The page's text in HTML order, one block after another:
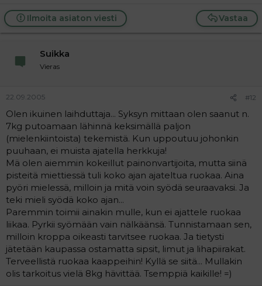
Vastaa
Ilmoita asiaton viesti
Suikka
Vieras
22.09.2005 #12
Olen ikuinen laihduttaja... Syksyn mittaan olen saanut n.
7kg putoamaan lähinnä keksimällä paljon
(mielenkiintoista) tekemistä. Kun uppoutuu johonkin
puuhaan, ei muista ajatella herkkuja!
Mä olen aiemmin kokeillut painonvartijoita, mutta siinä
pisteitä miettiessä tuli koko ajan ajateltua ruokaa. Aina
pyöri mielessä, milloin ja mitä voin syödä seuraavaksi. Ja
teki mieli syödä koko ajan...
Paremmin toimii ainakin mulle, kun ei ajattele ruokaa
liikaa. Pyrkii syömään vain nälkäänsä. Tunnistamaan sen,
milloin kroppa oikeasti tarvitsee ruokaa. Ja tietysti
jätetään kaupassa ostamatta sipsit, limut ja lihapiirakat.
Terveellistä ruokaa kaappeihin! Kyllä se siitä... Mullakin
olis tarkoitus vielä 8kg hävittää. Tsemppiä kaikille! =)